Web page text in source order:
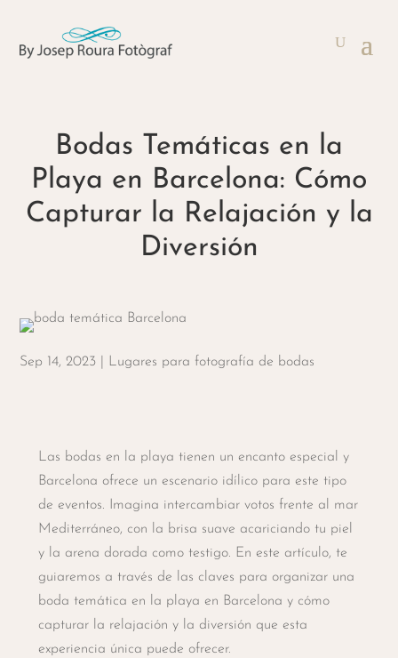
Bodas Temáticas en la
Playa en Barcelona: Cómo
Capturar la Relajación y la
Diversión
Sep 14, 2023 Lugares para fotografía de bodas
Las bodas en la playa tienen un encanto especial y
Barcelona ofrece un escenario idílico para este tipo
de eventos. Imagina intercambiar votos frente al mar
Mediterráneo, con la brisa suave acariciando tu piel
y la arena dorada como testigo. En este artículo, te
guiaremos a través de las claves para organizar una
boda temática en la playa en Barcelona y cómo
capturar la relajación y la diversión que esta
experiencia única puede ofrecer.